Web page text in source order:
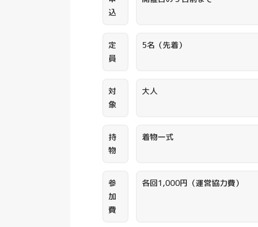
込
定
員
5名（先着）
対
象
大人
持
物
着物一式
参
加
費
各回1,000円（運営協力費）